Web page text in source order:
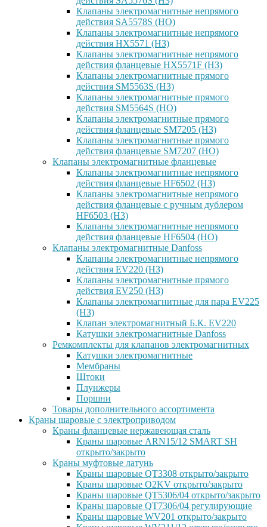
Клапаны электромагнитные непрямого
действия SA5578S (НО)
Клапаны электромагнитные непрямого
действия HX5571 (НЗ)
Клапаны электромагнитные непрямого
действия фланцевые HX5571F (НЗ)
Клапаны электромагнитные прямого
действия SM5563S (НЗ)
Клапаны электромагнитные прямого
действия SM5564S (НО)
Клапаны электромагнитные прямого
действия фланцевые SM7205 (НЗ)
Клапаны электромагнитные прямого
действия фланцевые SM7207 (НО)
Клапаны электромагнитные фланцевые
Клапаны электромагнитные непрямого
действия фланцевые HF6502 (НЗ)
Клапаны электромагнитные непрямого
действия фланцевые с ручным дублером
HF6503 (Н3)
Клапаны электромагнитные непрямого
действия фланцевые HF6504 (НО)
Клапаны электромагнитные Danfoss
Клапаны электромагнитные непрямого
действия EV220 (НЗ)
Клапаны электромагнитные прямого
действия EV250 (НЗ)
Клапаны электромагнитные для пара EV225
(НЗ)
Клапан электромагнитный Б.К. EV220
Катушки электромагнитные Danfoss
Ремкомплекты для клапанов электромагнитных
Катушки электромагнитные
Мембраны
Штоки
Плунжеры
Поршни
Товары дополнительного ассортимента
Краны шаровые с электроприводом
Краны фланцевые нержавеющая сталь
Краны шаровые ARN15/12 SMART SH
открыто/закрыто
Краны муфтовые латунь
Краны шаровые QT3308 открыто/закрыто
Краны шаровые O2KV открыто/закрыто
Краны шаровые QT5306/04 открыто/закрыто
Краны шаровые QT7306/04 регулирующие
Краны шаровые WV201 открыто/закрыто